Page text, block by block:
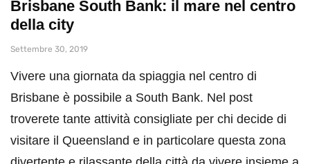
Brisbane South Bank: il mare nel centro
della city
Settembre 30, 2019
Vivere una giornata da spiaggia nel centro di
Brisbane è possibile a South Bank. Nel post
troverete tante attività consigliate per chi decide di
visitare il Queensland e in particolare questa zona